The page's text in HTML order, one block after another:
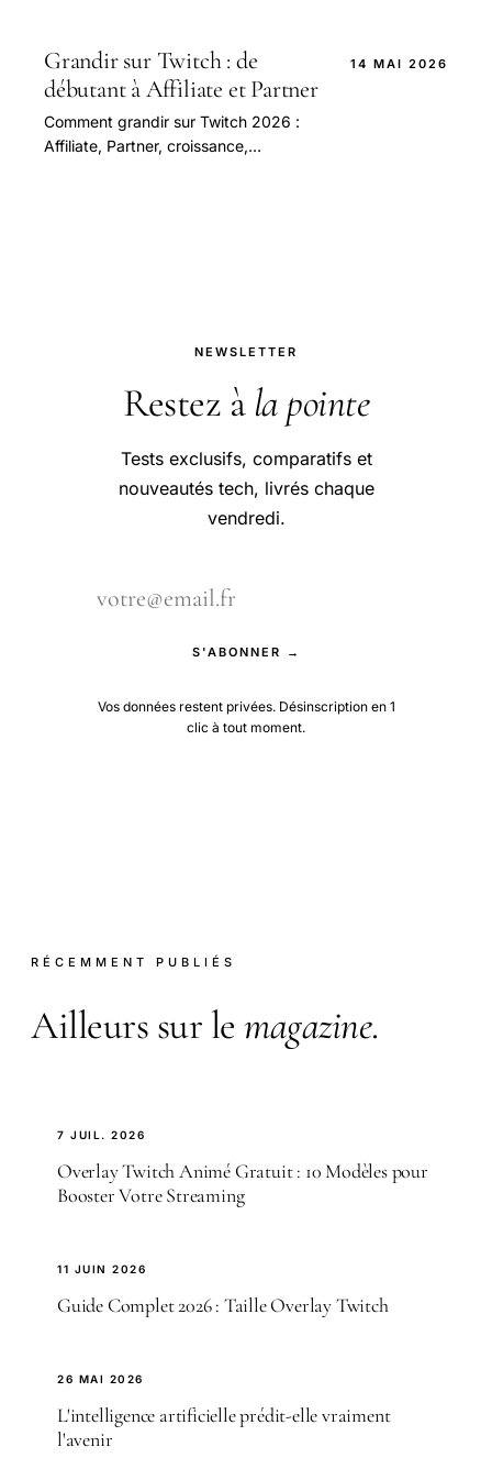
visionnage.
Grandir sur Twitch : de
débutant à Affiliate et Partner
Comment grandir sur Twitch 2026 :
Affiliate, Partner, croissance,
14 MAI 2026
NEWSLETTER
Restez à la pointe
Tests exclusifs, comparatifs et
nouveautés tech, livrés chaque
vendredi.
S'ABONNER →
Vos données restent privées. Désinscription en 1
clic à tout moment.
RÉCEMMENT PUBLIÉS
Ailleurs sur le magazine.
7 JUIL. 2026
Overlay Twitch Animé Gratuit : 10 Modèles pour
Booster Votre Streaming
11 JUIN 2026
Guide Complet 2026 : Taille Overlay Twitch
26 MAI 2026
L'intelligence artificielle prédit-elle vraiment
l'avenir